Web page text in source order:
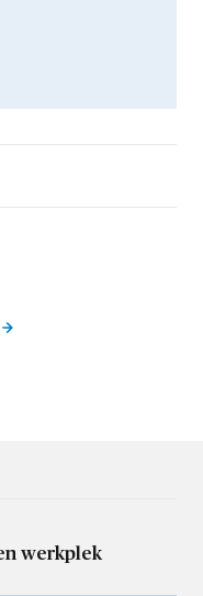
werkplek